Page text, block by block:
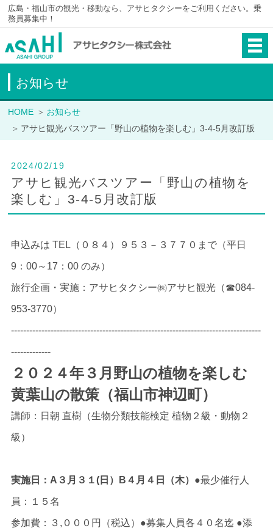
広島・福山市の観光・移動なら、アサヒタクシーをご利用ください。乗
務員募集中！
お知らせ
HOME
お知らせ
アサヒ観光バスツアー「野山の植物を楽しむ」3-4-5月改訂版
2024/02/19
アサヒ観光バスツアー「野山の植物を
楽しむ」3-4-5月改訂版
申込みは TEL（０８４）９５３－３７７０まで（平日
9：00～17：00 のみ）
旅行企画・実施：アサヒタクシー㈱アサヒ観光（☎084-
953-3770）
----------------------------------------------------------------------------------
-------------
２０２４年３月野山の植物を楽しむ
黄葉山の散策（福山市神辺町）
講師：日朝 直樹（生物分類技能検定 植物２級・動物２
級）
実施日：A３月３１(日）B４月４日（木） ●最少催行人
員：１５名
参加費：３,０００円（税込）●募集人員各４０名迄 ●添